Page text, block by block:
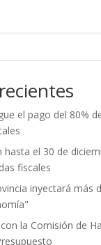
el pago del 80%
hasta el 30 de
fiscales
inyectará más
la Comisión de